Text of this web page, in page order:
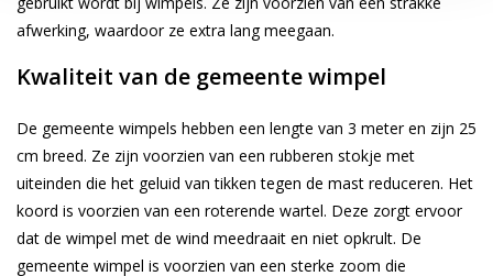
afwerking, waardoor ze extra lang meegaan.
Kwaliteit van de gemeente wimpel
De gemeente wimpels hebben een lengte van 3 meter en zijn 25
cm breed. Ze zijn voorzien van een rubberen stokje met
uiteinden die het geluid van tikken tegen de mast reduceren. Het
koord is voorzien van een roterende wartel. Deze zorgt ervoor
dat de wimpel met de wind meedraait en niet opkrult. De
gemeente wimpel is voorzien van een sterke zoom die